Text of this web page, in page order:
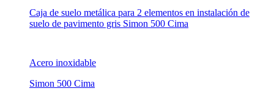
Caja de suelo metálica para 2 elementos en instalación de
suelo de pavimento gris Simon 500 Cima
Acero inoxidable
Simon 500 Cima